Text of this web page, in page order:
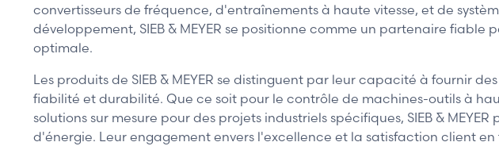
convertisseurs de fréquence, d'entraînements à haute vitesse, et de
développement, SIEB & MEYER se positionne comme un partenaire
optimale.
Les produits de SIEB & MEYER se distinguent par leur capacité à fournir
fiabilité et durabilité. Que ce soit pour le contrôle de machines-outils à
solutions sur mesure pour des projets industriels spécifiques, SIEB &
d'énergie. Leur engagement envers l'excellence et la satisfaction client